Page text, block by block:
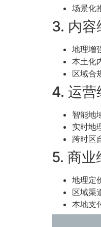
场景化
3. 内容
地理增
本土化
区域合
4. 运营
智能地
实时地
跨时区
5. 商业
地理定
区域渠
本地支